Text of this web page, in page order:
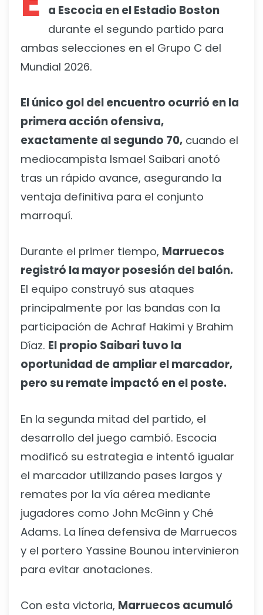
a Escocia en el Estadio Boston
durante el segundo partido para
ambas selecciones en el Grupo C del
Mundial 2026.
El único gol del encuentro ocurrió en la
primera acción ofensiva,
exactamente al segundo 70, cuando el
mediocampista Ismael Saibari anotó
tras un rápido avance, asegurando la
ventaja definitiva para el conjunto
marroquí.
Durante el primer tiempo, Marruecos
registró la mayor posesión del balón.
El equipo construyó sus ataques
principalmente por las bandas con la
participación de Achraf Hakimi y Brahim
Díaz. El propio Saibari tuvo la
oportunidad de ampliar el marcador,
pero su remate impactó en el poste.
En la segunda mitad del partido, el
desarrollo del juego cambió. Escocia
modificó su estrategia e intentó igualar
el marcador utilizando pases largos y
remates por la vía aérea mediante
jugadores como John McGinn y Ché
Adams. La línea defensiva de Marruecos
y el portero Yassine Bounou intervinieron
para evitar anotaciones.
Con esta victoria, Marruecos acumuló